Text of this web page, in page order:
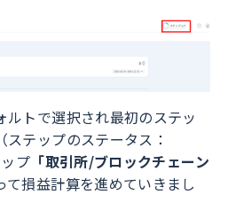
ルトで選択され最初のステッ
テップのステータス：
プ 「取引所/ブロックチェーン
て損益計算を進めていきまし